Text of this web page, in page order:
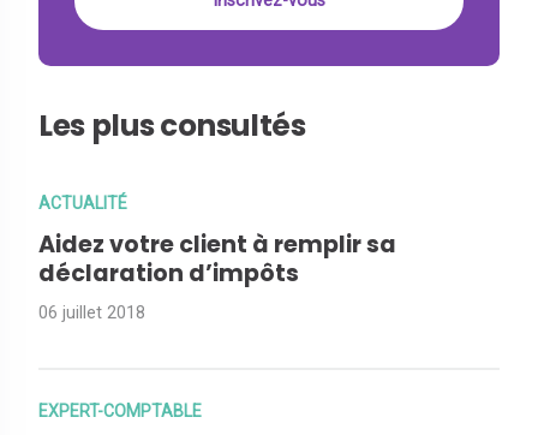
Les plus consultés
ACTUALITÉ
Aidez votre client à remplir sa
déclaration d’impôts
06 juillet 2018
EXPERT-COMPTABLE